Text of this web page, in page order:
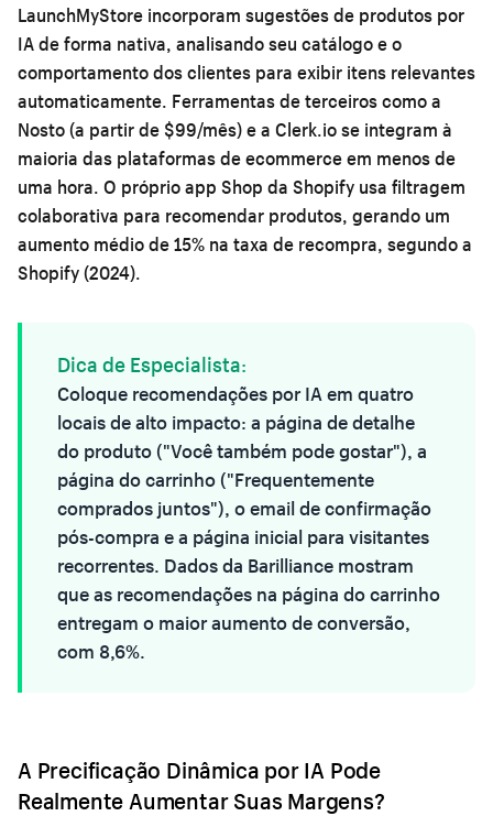
LaunchMyStore incorporam sugestões de produtos por
IA de forma nativa, analisando seu catálogo e o
comportamento dos clientes para exibir itens relevantes
automaticamente. Ferramentas de terceiros como a
Nosto (a partir de $99/mês) e a Clerk.io se integram à
maioria das plataformas de ecommerce em menos de
uma hora. O próprio app Shop da Shopify usa filtragem
colaborativa para recomendar produtos, gerando um
aumento médio de 15% na taxa de recompra, segundo a
Shopify (2024).
Dica de Especialista:
Coloque recomendações por IA em quatro
locais de alto impacto: a página de detalhe
do produto ("Você também pode gostar"), a
página do carrinho ("Frequentemente
comprados juntos"), o email de confirmação
pós-compra e a página inicial para visitantes
recorrentes. Dados da Barilliance mostram
que as recomendações na página do carrinho
entregam o maior aumento de conversão,
com 8,6%.
A Precificação Dinâmica por IA Pode
Realmente Aumentar Suas Margens?